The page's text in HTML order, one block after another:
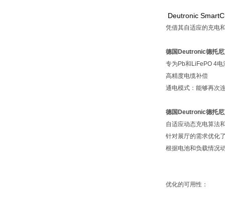
Deutronic
凭借其自适应的充电
德国Deutronic德托
专为Pb和LiFePO 4电
高精度电缆补偿
通电模式：能够再次
德国Deutronic德托
自适应动态充电算法
针对展厅的需求优化
根据电池和负载情况
优化的可用性：